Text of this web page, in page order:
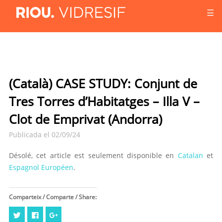
☰
(Català) CASE STUDY: Conjunt de
Tres Torres d’Habitatges – Illa V –
Clot de Emprivat (Andorra)
Publicada el 02/09/24
Désolé, cet article est seulement disponible en Catalan et
Espagnol Européen.
Comparteix / Comparte / Share:
Cliquez
pour
Cliquez
pour